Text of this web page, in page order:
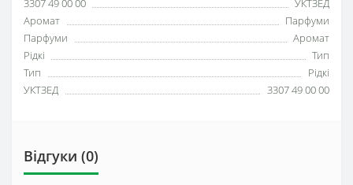
3307 49 00 00
УКТЗЕД
Аромат
Парфуми
Парфуми
Аромат
Рідкі
Тип
Тип
Рідкі
УКТЗЕД
3307 49 00 00
Відгуки (0)